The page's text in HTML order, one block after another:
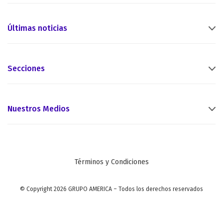
Últimas noticias
Secciones
Nuestros Medios
Términos y Condiciones
© Copyright 2026 GRUPO AMERICA – Todos los derechos reservados